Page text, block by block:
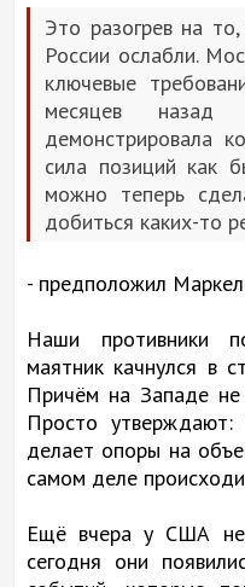
Это разогрев на
России ослабли.
ключевые
месяцев назад
демонстрировала
сила позиций как
можно теперь
добиться каких-то
- предположил
Наши противники
маятник качнулся в
Причём на Западе не
Просто
делает опоры на
самом деле
Ещё вчера у США не
сегодня они